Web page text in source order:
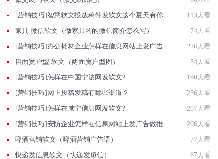
113人看
家具 微信软文（做家具的的微信简介怎么写） 74人看
276人看
四面宽户型 软文（两面宽户型图） 54人看
[营销技巧]怎样在中国宁波网发软文? 190人看
[营销技巧]网上投稿发稿有哪些渠道？ 256人看
[营销技巧]怎样在咸宁信息网发软文? 207人看
206人看
啤酒营销软文（啤酒营销广告语） 77人看
快递发信息软文（快递发短信） 67人看